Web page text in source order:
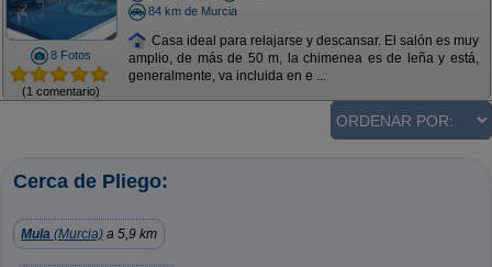
8 Fotos
(1 comentario)
84 km de Murcia
Casa ideal para relajarse y descansar. El salón es muy
amplio, de más de 50 m, la chimenea es de leña y está,
generalmente, va incluida en e ...
Cerca de Pliego:
Mula (Murcia) a 5,9 km